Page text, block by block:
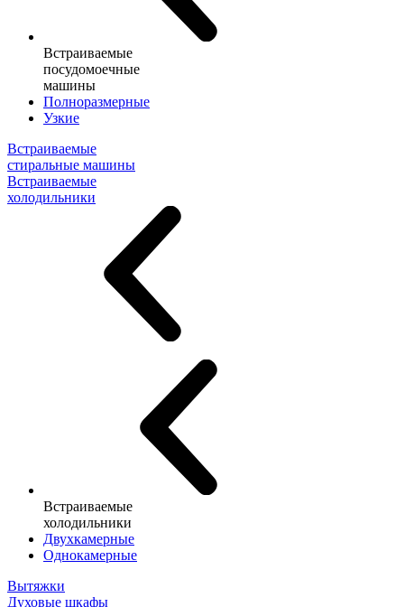
Встраиваемые
посудомоечные
машины
Полноразмерные
Узкие
Встраиваемые
стиральные машины
Встраиваемые
холодильники
Встраиваемые
холодильники
Двухкамерные
Однокамерные
Вытяжки
Духовые шкафы